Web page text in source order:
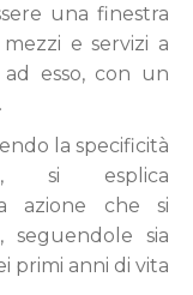
una finestra
e servizi a
esso, con un
la specificità
si esplica
azione che si
seguendole sia
primi anni di vita